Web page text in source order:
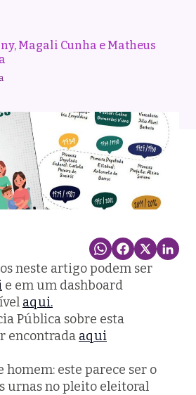
, Magali Cunha e Matheus
neste artigo podem ser
e em um dashboard
aqui.
Pública sobre esta
encontrada aqui
homem: este parece ser o
urnas no pleito eleitoral